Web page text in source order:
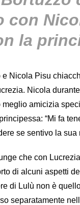
con
la
e Nicola Pisu
Nicola
amicizia
“Mi fa
se sentivo la
che con
di alcuni aspetti
di Lulù non è
separatamente